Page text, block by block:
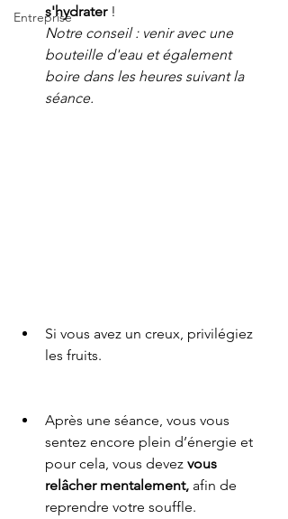
Entreprises'hydrater !
Notre conseil : venir avec une
bouteille d'eau et également
boire dans les heures suivant la
séance.
Si vous avez un creux, privilégiez
les fruits.
Après une séance, vous vous
sentez encore plein d’énergie et
pour cela, vous devez vous
relâcher mentalement, afin de
reprendre votre souffle.